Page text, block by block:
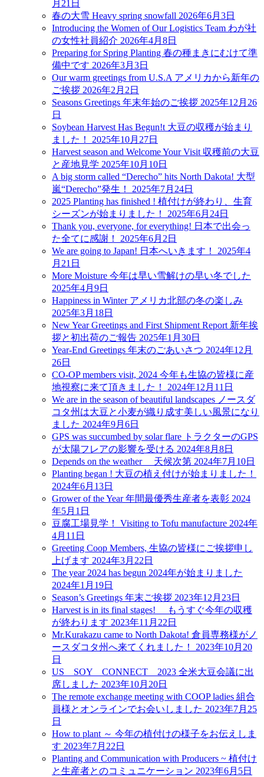
月21日
春の大雪 Heavy spring snowfall 2026年6月3日
Introducing the Women of Our Logistics Team わが社
の女性社員紹介 2026年4月8日
Preparing for Spring Planting 春の種まきにむけて準
備中です 2026年3月3日
Our warm greetings from U.S.A アメリカから新年の
ご挨拶 2026年2月2日
Seasons Greetings 年末年始のご挨拶 2025年12月26
日
Soybean Harvest Has Begun!t 大豆の収穫が始まり
ました！
2025年10月27日
Harvest season and Welcome Your Visit 収穫前の大豆
と産地見学 2025年10月10日
A big storm called “Derecho” hits North Dakota! 大型
嵐“Derecho”発生！
2025年7月24日
2025 Planting has finished ! 植付けが終わり、生育
シーズンが始まりました！
2025年6月24日
Thank you, everyone, for everything! 日本で出会っ
た全てに感謝！
2025年6月2日
We are going to Japan! 日本へいきます！
2025年4
月21日
More Moisture 今年は早い雪解けの早い冬でした
2025年4月9日
Happiness in Winter アメリカ北部の冬の楽しみ
2025年3月18日
New Year Greetings and First Shipment Report 新年挨
拶と初出荷のご報告 2025年1月30日
Year-End Greetings 年末のごあいさつ 2024年12月
26日
CO-OP members visit, 2024 今年も生協の皆様に産
地視察に来て頂きました！
2024年12月11日
We are in the season of beautiful landscapes ノースダ
コタ州は大豆と小麦が織り成す美しい風景になり
ました 2024年9月6日
GPS was succumbed by solar flare トラクターのGPS
が太陽フレアの影響を受ける 2024年8月8日
Depends on the weather 天候次第 2024年7月10日
Planting began ! 大豆の植え付けが始まりました！
2024年6月13日
Grower of the Year 年間最優秀生産者を表彰 2024
年5月1日
豆腐工場見学！ Visiting to Tofu manufacture 2024年
4月11日
Greeting Coop Members, 生協の皆様にご挨拶申し
上げます 2024年3月22日
The year 2024 has begun 2024年が始まりました
2024年1月19日
Season’s Greetings 年末ご挨拶 2023年12月23日
Harvest is in its final stages! もうすぐ今年の収穫
が終わります 2023年11月22日
Mr.Kurakazu came to North Dakota! 倉員専務様がノ
ースダコタ州へ来てくれました！
2023年10月20
日
US SOY CONNECT 2023 全米大豆会議に出
席しました 2023年10月20日
The remote exchange meeting with COOP ladies 組合
員様とオンラインでお会いしました 2023年7月25
日
How to plant ～ 今年の植付けの様子をお伝えしま
す 2023年7月22日
Planting and Communication with Producers ~ 植付け
と生産者とのコミュニケーション 2023年6月5日